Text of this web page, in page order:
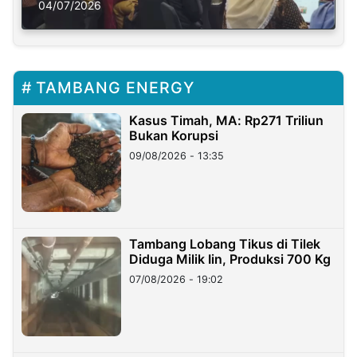
Solusi Krisis Iklim
04/07/2026
TAMBANG ENERGY
Kasus Timah, MA: Rp271 Triliun
Bukan Korupsi
09/08/2026 - 13:35
Tambang Lobang Tikus di Tilek
Diduga Milik Iin, Produksi 700 Kg
07/08/2026 - 19:02